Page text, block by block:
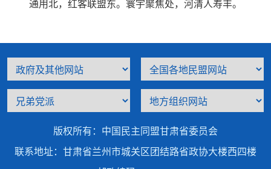
通用北，红客联盟东。寰宇聚焦处，河清人寿丰。
版权所有：中国民主同盟甘肃省委员会
联系地址：甘肃省兰州市城关区团结路省政协大楼西四楼